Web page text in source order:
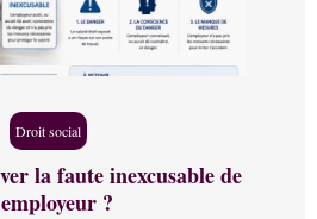
Droit social
la faute inexcusable de
?